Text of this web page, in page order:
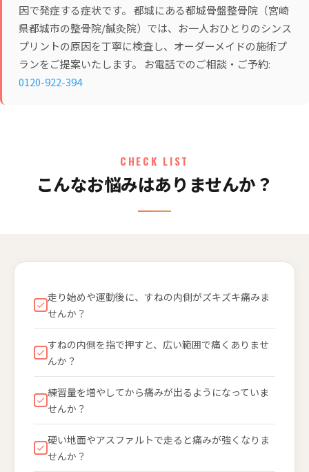
因で発症する症状です。 都城にある都城骨盤整骨院（宮崎
県都城市の整骨院/鍼灸院）では、お一人おひとりのシンス
プリントの原因を丁寧に検査し、オーダーメイドの施術プ
ランをご提案いたします。 お電話でのご相談・ご予約:
0120-922-394
CHECK LIST
こんなお悩みはありませんか？
走り始めや運動後に、すねの内側がズキズキ痛みま
せんか？
すねの内側を指で押すと、広い範囲で痛くありませ
んか？
練習量を増やしてから痛みが出るようになっていま
せんか？
硬い地面やアスファルトで走ると痛みが強くなりま
せんか？